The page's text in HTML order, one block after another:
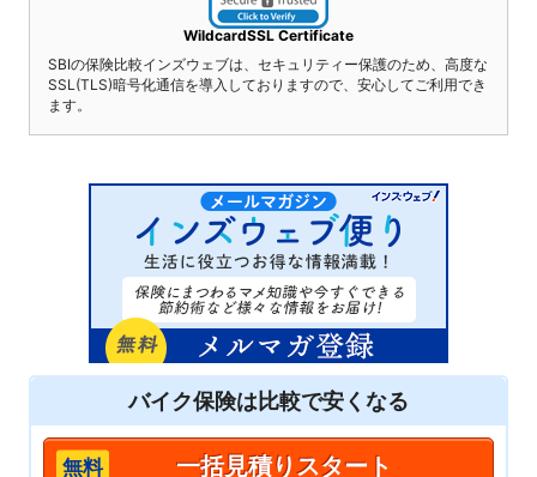
WildcardSSL Certificate
SBIの保険比較インズウェブは、セキュリティー保護のため、高度な
SSL(TLS)暗号化通信を導入しておりますので、安心してご利用でき
ます。
バイク保険は比較で安くなる
一括見積りスタート